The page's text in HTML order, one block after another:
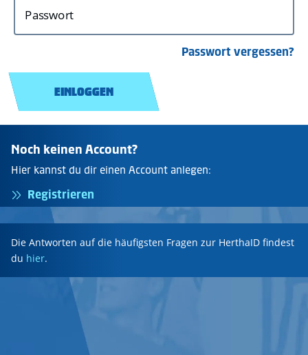
Passwort
Passwort vergessen?
EINLOGGEN
Noch keinen Account?
Hier kannst du dir einen Account anlegen:
Registrieren
Die Antworten auf die häufigsten Fragen zur HerthaID findest
du hier.